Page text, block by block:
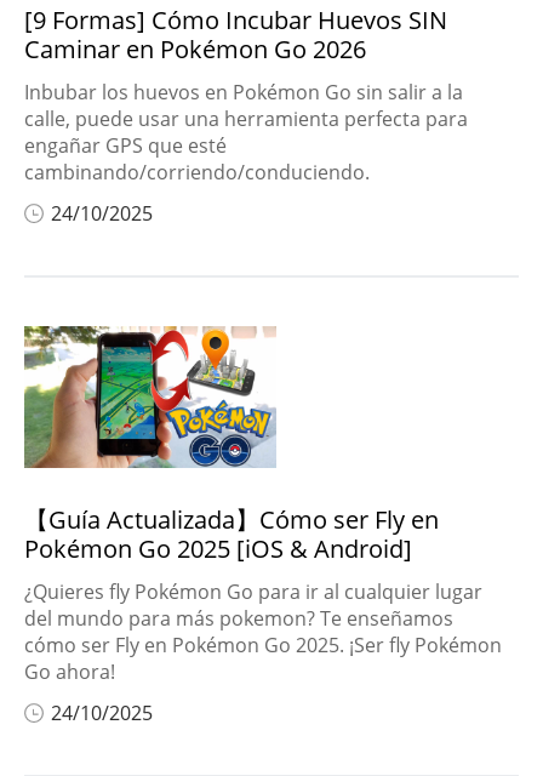
Recuperación de
datos de iPhone
Recuperación de
datos de Windows
Jugar con tu voz
Reparar archivos
dañados
Trucos de iPhone
Editar videos
Desbloquear
Android
Trucos de PC
Control Parental
[9 Formas] Cómo Incubar Huevos SIN
Caminar en Pokémon Go 2026
Inbubar los huevos en Pokémon Go sin salir a la
calle, puede usar una herramienta perfecta para
engañar GPS que esté
cambinando/corriendo/conduciendo.
24/10/2025
【Guía Actualizada】Cómo ser Fly en
Pokémon Go 2025 [iOS & Android]
¿Quieres fly Pokémon Go para ir al cualquier lugar
del mundo para más pokemon? Te enseñamos
cómo ser Fly en Pokémon Go 2025. ¡Ser fly Pokémon
Go ahora!
24/10/2025
en